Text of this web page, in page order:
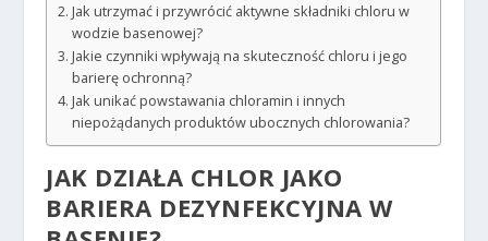
Jak utrzymać i przywrócić aktywne składniki chloru w
wodzie basenowej?
Jakie czynniki wpływają na skuteczność chloru i jego
barierę ochronną?
Jak unikać powstawania chloramin i innych
niepożądanych produktów ubocznych chlorowania?
JAK DZIAŁA CHLOR JAKO
BARIERA DEZYNFEKCYJNA W